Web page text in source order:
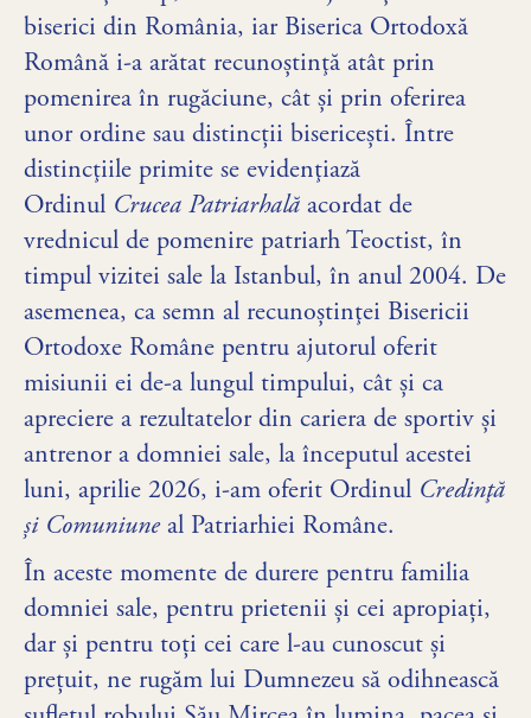
biserici din România, iar Biserica Ortodoxă
Română i-a arătat recunoştinţă atât prin
pomenirea în rugăciune, cât şi prin oferirea
unor ordine sau distincții bisericeşti. Între
distincţiile primite se evidenţiază
Ordinul Crucea Patriarhală acordat de
vrednicul de pomenire patriarh Teoctist, în
timpul vizitei sale la Istanbul, în anul 2004. De
asemenea, ca semn al recunoştinţei Bisericii
Ortodoxe Române pentru ajutorul oferit
misiunii ei de-a lungul timpului, cât şi ca
apreciere a rezultatelor din cariera de sportiv şi
antrenor a domniei sale, la începutul acestei
luni, aprilie 2026, i-am oferit Ordinul Credinţă
şi Comuniuneal Patriarhiei Române.
În aceste momente de durere pentru familia
domniei sale, pentru prietenii și cei apropiați,
dar și pentru toți cei care l-au cunoscut și
prețuit, ne rugăm lui Dumnezeu să odihnească